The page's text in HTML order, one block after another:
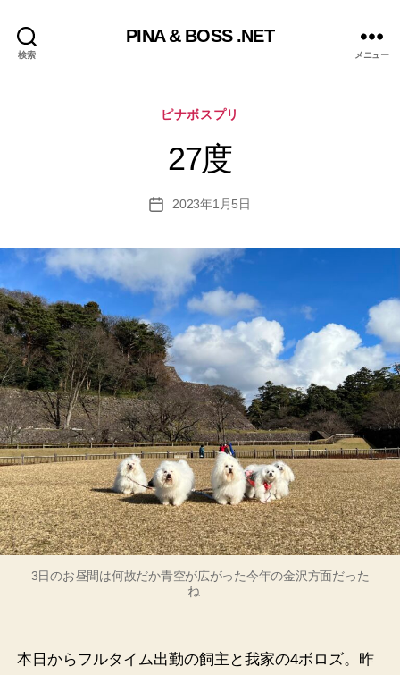
検索
PINA & BOSS .NET
メニュー
カ
ゴ
リ
ピナボスプリ
27度
投
2023年1月5日
3日のお昼間は何故だか青空が広がった今年の金沢方面だった
ね…
本日からフルタイム出勤の飼主と我家の4ボロズ。昨